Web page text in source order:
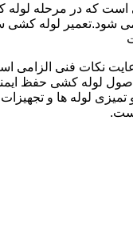
است که در مرحله
شود.تعمیر لوله کشی
نکات فنی الزامی
اصول لوله کشی حفظ
تمیزی لوله ها و